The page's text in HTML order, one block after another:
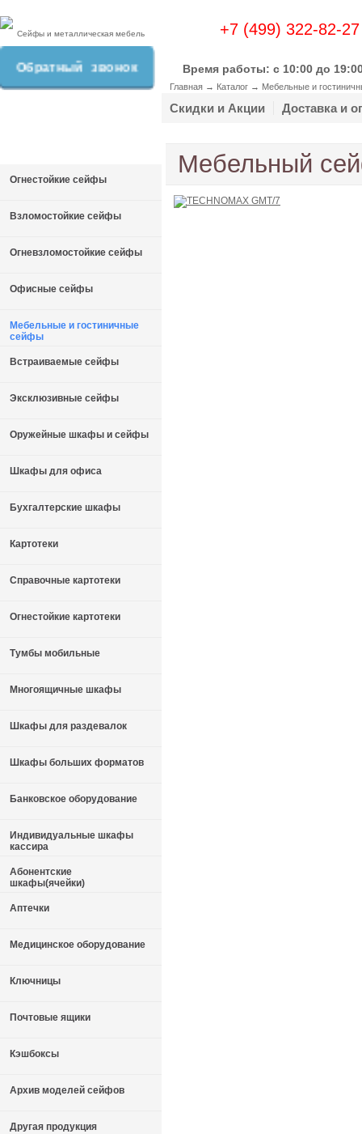
Сейфы и металлическая мебель
Обратный звонок
Скидки и Акции Доставка и
Главная → Каталог → Мебельные и
Время работы: c 10:00 до
+7 (499) 322-82-27
Огнестойкие сейфы
Взломостойкие сейфы
Огневзломостойкие сейфы
Офисные сейфы
Мебельные и гостиничные
сейфы
Встраиваемые сейфы
Эксклюзивные сейфы
Оружейные шкафы и сейфы
Шкафы для офиса
Бухгалтерские шкафы
Картотеки
Справочные картотеки
Огнестойкие картотеки
Тумбы мобильные
Многоящичные шкафы
Шкафы для раздевалок
Шкафы больших форматов
Банковское оборудование
Индивидуальные шкафы
кассира
Абонентские
шкафы(ячейки)
Аптечки
Медицинское оборудование
Ключницы
Почтовые ящики
Кэшбоксы
Архив моделей сейфов
Другая продукция
Мебельный